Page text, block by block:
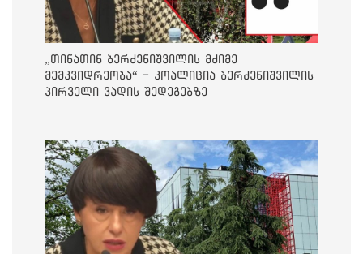
„თინათინ ბერძენიშვილის მძიმე
მემკვიდრეობა“ - კოალიცია ბერძენიშვილის
პირველი ვადის შედეგებზე